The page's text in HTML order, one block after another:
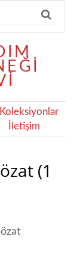
Koleksiyonlar
İletişim
(1